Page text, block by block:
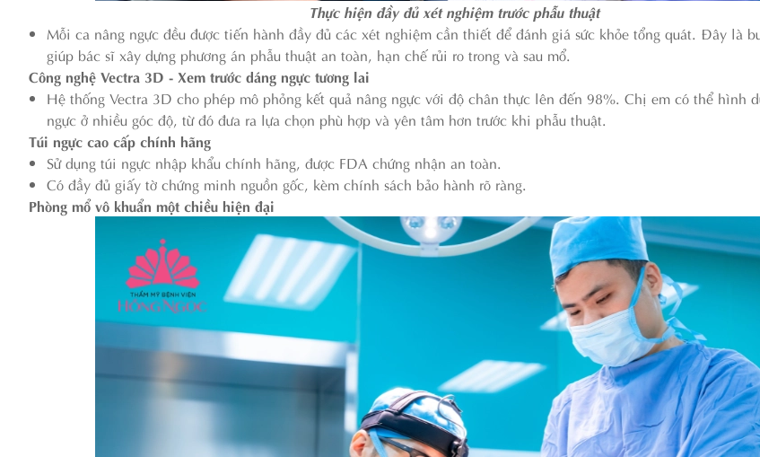
Thực hiện đầy đủ xét nghiệm trước phẫu thuật
Mỗi ca nâng ngực đều được tiến hành đầy đủ các xét nghiệm cần thiết để đánh giá sức khỏe tổng quát. Đây là
giúp bác sĩ xây dựng phương án phẫu thuật an toàn, hạn chế rủi ro trong và sau mổ.
Công nghệ Vectra 3D - Xem trước dáng ngực tương lai
Hệ thống Vectra 3D cho phép mô phỏng kết quả nâng ngực với độ chân thực lên đến 98%. Chị em có thể hình
ngực ở nhiều góc độ, từ đó đưa ra lựa chọn phù hợp và yên tâm hơn trước khi phẫu thuật.
Túi ngực cao cấp chính hãng
Sử dụng túi ngực nhập khẩu chính hãng, được FDA chứng nhận an toàn.
Có đầy đủ giấy tờ chứng minh nguồn gốc, kèm chính sách bảo hành rõ ràng.
Phòng mổ vô khuẩn một chiều hiện đại